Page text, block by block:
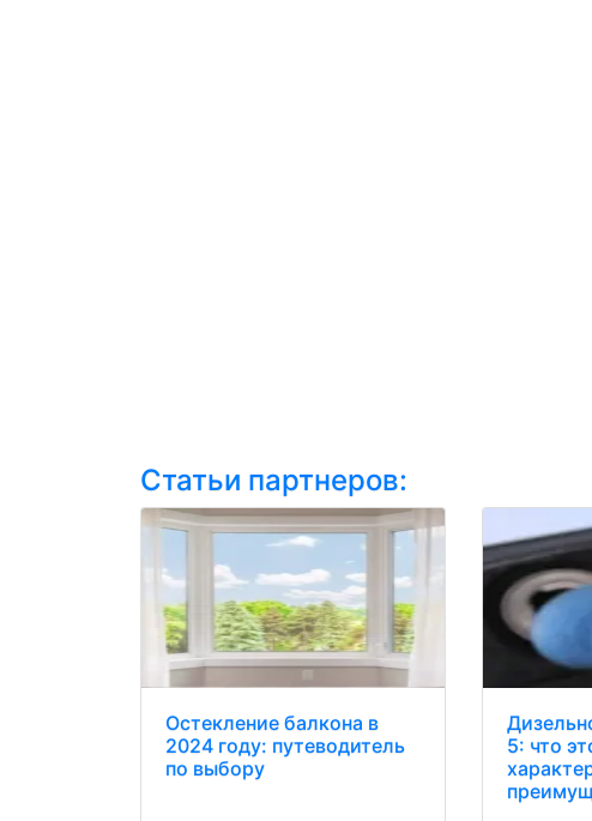
Статьи партнеров:
Остекление балкона в
2024 году: путеводитель
по выбору
5: что